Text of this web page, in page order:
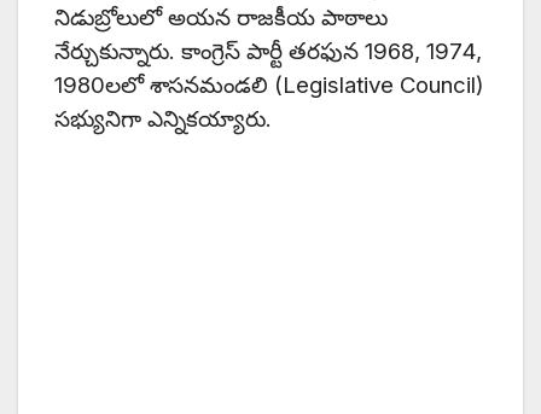
నిడుబ్రోలులో అయన రాజకీయ పాఠాలు
నేర్చుకున్నారు. కాంగ్రెస్ పార్టీ తరఫున 1968, 1974,
1980లలో శాసనమండలి (Legislative Council)
సభ్యునిగా ఎన్నికయ్యారు.